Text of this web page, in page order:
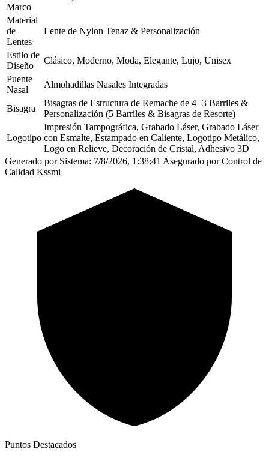
Marco
Material
de
Lentes
Lente de Nylon Tenaz & Personalización
Estilo de
Diseño
Clásico, Moderno, Moda, Elegante, Lujo, Unisex
Puente
Nasal
Almohadillas Nasales Integradas
Bisagra
Bisagras de Estructura de Remache de 4+3 Barriles &
Personalización (5 Barriles & Bisagras de Resorte)
Logotipo
Impresión Tampográfica, Grabado Láser, Grabado Láser
con Esmalte, Estampado en Caliente, Logotipo Metálico,
Logo en Relieve, Decoración de Cristal, Adhesivo 3D
Generado por Sistema: 7/8/2026, 1:38:41 Asegurado por Control de
Calidad Kssmi
Puntos Destacados